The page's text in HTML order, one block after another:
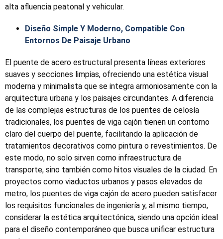
alta afluencia peatonal y vehicular.
Diseño Simple Y Moderno, Compatible Con
Entornos De Paisaje Urbano
El puente de acero estructural presenta líneas exteriores
suaves y secciones limpias, ofreciendo una estética visual
moderna y minimalista que se integra armoniosamente con la
arquitectura urbana y los paisajes circundantes. A diferencia
de las complejas estructuras de los puentes de celosía
tradicionales, los puentes de viga cajón tienen un contorno
claro del cuerpo del puente, facilitando la aplicación de
tratamientos decorativos como pintura o revestimientos. De
este modo, no solo sirven como infraestructura de
transporte, sino también como hitos visuales de la ciudad. En
proyectos como viaductos urbanos y pasos elevados de
metro, los puentes de viga cajón de acero pueden satisfacer
los requisitos funcionales de ingeniería y, al mismo tiempo,
considerar la estética arquitectónica, siendo una opción ideal
para el diseño contemporáneo que busca unificar estructura